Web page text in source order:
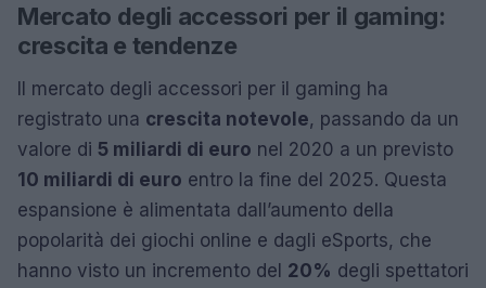
Mercato degli accessori per il gaming:
crescita e tendenze
Il mercato degli accessori per il gaming ha
registrato una crescita notevole, passando da un
valore di 5 miliardi di euro nel 2020 a un previsto
10 miliardi di euro entro la fine del 2025. Questa
espansione è alimentata dall’aumento della
popolarità dei giochi online e dagli eSports, che
hanno visto un incremento del 20% degli spettatori